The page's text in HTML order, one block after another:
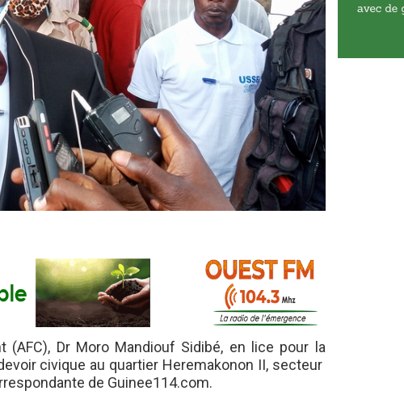
(AFC), Dr Moro Mandiouf Sidibé, en lice pour la
civique au quartier Heremakonon II, secteur
de Guinee114.com.